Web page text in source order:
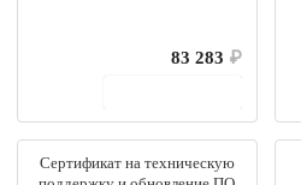
83 283 ₽
Сертификат на техническую